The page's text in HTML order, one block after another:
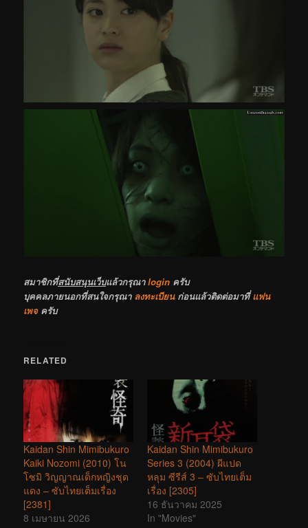
สมาชิกที่สนับสนุนเว็บแล้วกรุณาlogin ครับ
บุคคลภายนอกที่สนใจกรุณา ลงทะเบียนก่อนแล้วติดต่อมาที่แฟน
เพจครับ
RELATED
Kaidan Shin Mimibukuro
Kaiki Nozomi (2010) โน
โซมิ วิญญาณเด็กหญิงชุด
แดง – ซับไทยเต็มเรื่อง
[2381]
8 เมษายน 2026
Kaidan Shin Mimibukuro
Series 3 (2004) ผีแปด
หลุม ซีรีส์ 3 – ซับไทยเต็ม
เรื่อง [2305]
16 ธันวาคม 2025
In "Movies"